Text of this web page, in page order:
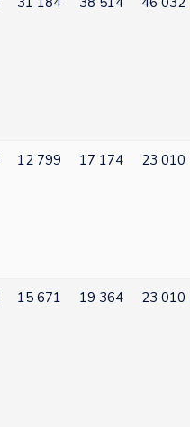
12 799 17 174 23 010
15 671 19 364 23 010